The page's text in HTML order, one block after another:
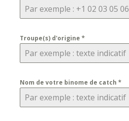
Troupe(s) d'origine *
Nom de votre binome de catch *